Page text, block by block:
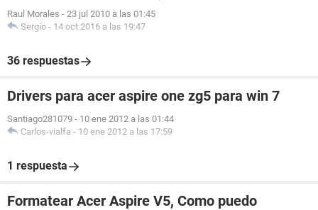
Raul Morales - 23 jul 2010 a las 01:45
Sergio - 14 oct 2016 a las 19:47
36 respuestas
Drivers para acer aspire one zg5 para win 7
Santiago281079 - 10 ene 2012 a las 01:44
Carlos-vialfa - 10 ene 2012 a las 17:59
1 respuesta
Formatear Acer Aspire V5, Como puedo